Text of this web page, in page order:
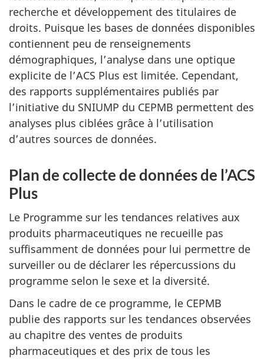
recherche et développement des titulaires de
droits. Puisque les bases de données disponibles
contiennent peu de renseignements
démographiques, l’analyse dans une optique
explicite de l’ACS Plus est limitée. Cependant,
des rapports supplémentaires publiés par
l’initiative du SNIUMP du CEPMB permettent des
analyses plus ciblées grâce à l’utilisation
d’autres sources de données.
Plan de collecte de données de l’ACS
Plus
Le Programme sur les tendances relatives aux
produits pharmaceutiques ne recueille pas
suffisamment de données pour lui permettre de
surveiller ou de déclarer les répercussions du
programme selon le sexe et la diversité.
Dans le cadre de ce programme, le CEPMB
publie des rapports sur les tendances observées
au chapitre des ventes de produits
pharmaceutiques et des prix de tous les